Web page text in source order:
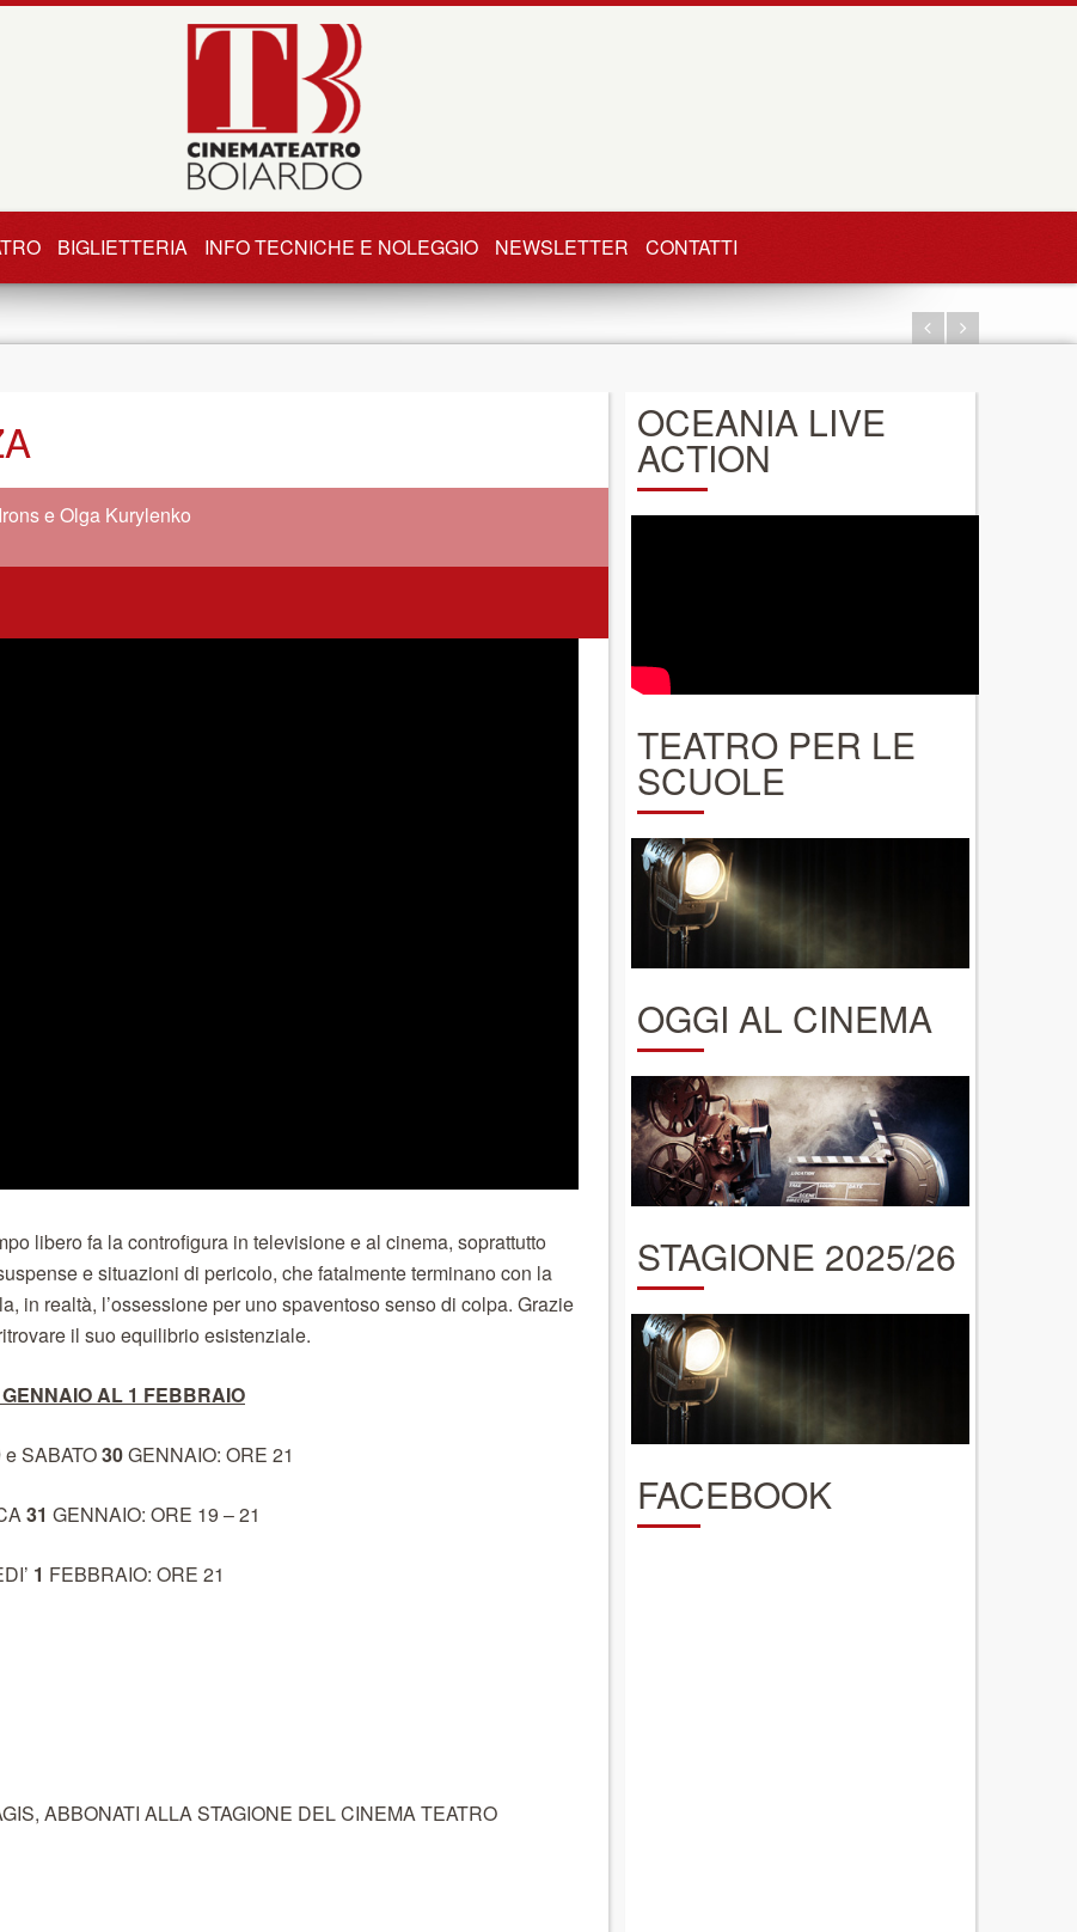
BIGLIETTERIA INFO TECNICHE E NOLEGGIO NEWSLETTER CONTATTI
e Olga Kurylenko
libero fa la controfigura in televisione e al cinema, soprattutto
e situazioni di pericolo, che fatalmente terminano con la
in realtà, l’ossessione per uno spaventoso senso di colpa. Grazie
il suo equilibrio esistenziale.
AL 1 FEBBRAIO
e SABATO30GENNAIO: ORE 21
31 GENNAIO: ORE 19 – 21
1 FEBBRAIO: ORE 21
ABBONATI ALLA STAGIONE DEL CINEMA TEATRO
OCEANIA LIVE
ACTION
TEATRO PER LE
SCUOLE
OGGI AL CINEMA
STAGIONE 2025/26
FACEBOOK